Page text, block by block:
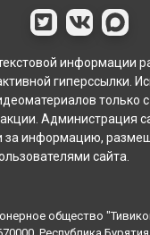
информации
гиперссылки.
только
Администрация
за информацию,
сайта.
общество